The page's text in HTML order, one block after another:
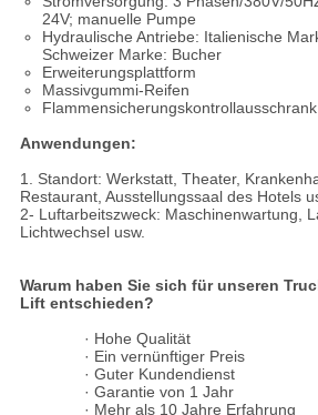
24V; manuelle Pumpe
Hydraulische Antriebe: Italienische
Schweizer Marke: Bucher
Erweiterungsplattform
Massivgummi-Reifen
Flammensicherungskontrollausschrank
Anwendungen:
1. Standort: Werkstatt, Theater,
Restaurant, Ausstellungssaal des Hotels
2- Luftarbeitszweck: Maschinenwartung,
Lichtwechsel usw.
Warum haben Sie sich für unseren
Lift entschieden?
· Hohe Qualität
· Ein vernünftiger Preis
· Guter Kundendienst
· Garantie von 1 Jahr
· Mehr als 10 Jahre Erfahrung